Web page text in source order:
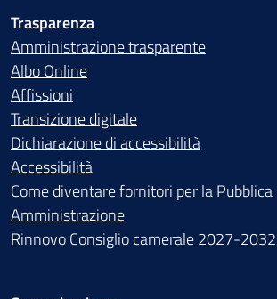
Trasparenza
Amministrazione trasparente
Albo Online
Affissioni
Transizione digitale
Dichiarazione di accessibilità
Accessibilità
Come diventare fornitori per la Pubblica
Amministrazione
Rinnovo Consiglio camerale 2027-2032